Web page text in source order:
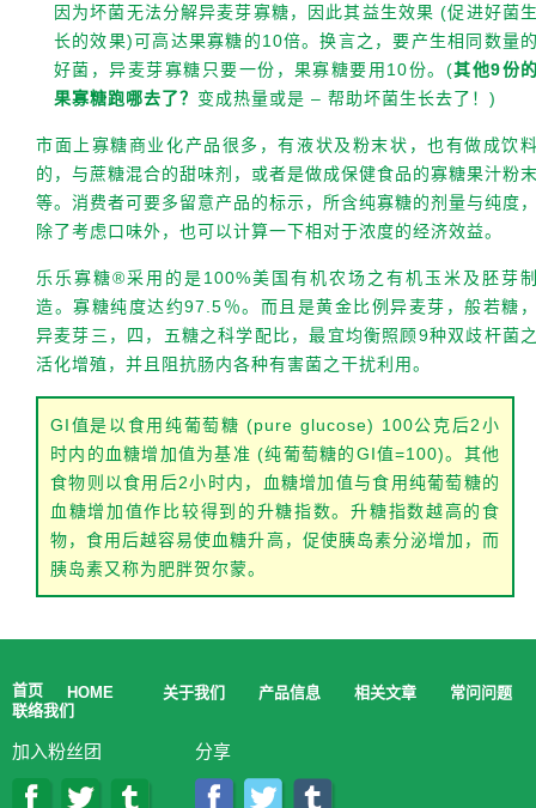
因为坏菌无法分解异麦芽寡糖，因此其益生效果 (促进好菌
长的效果)可高达果寡糖的10倍。换言之，要产生相同数量
好菌，异麦芽寡糖只要一份，果寡糖要用10份。(其他9份
果寡糖跑哪去了？ 变成热量或是 – 帮助坏菌生长去了！)
市面上寡糖商业化产品很多，有液状及粉末状，也有做成饮
的，与蔗糖混合的甜味剂，或者是做成保健食品的寡糖果汁粉
等。消费者可要多留意产品的标示，所含纯寡糖的剂量与纯度
除了考虑口味外，也可以计算一下相对于浓度的经济效益。
乐乐寡糖®采用的是100%美国有机农场之有机玉米及胚芽
造。寡糖纯度达约97.5％。而且是黄金比例异麦芽，般若糖
异麦芽三，四，五糖之科学配比，最宜均衡照顾9种双歧杆菌
活化增殖，并且阻抗肠内各种有害菌之干扰利用。
GI值是以食用纯葡萄糖 (pure glucose) 100公克后2小
时内的血糖增加值为基准 (纯葡萄糖的GI值=100)。其他
食物则以食用后2小时内，血糖增加值与食用纯葡萄糖的
血糖增加值作比较得到的升糖指数。升糖指数越高的食
物，食用后越容易使血糖升高，促使胰岛素分泌增加，而
胰岛素又称为肥胖贺尔蒙。
首页 HOME 关于我们 产品信息 相关文章
常问问题
联络我们
加入粉丝团 分享